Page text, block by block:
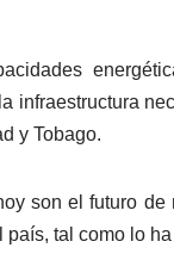
y Tobago.
son el futuro
tal como lo